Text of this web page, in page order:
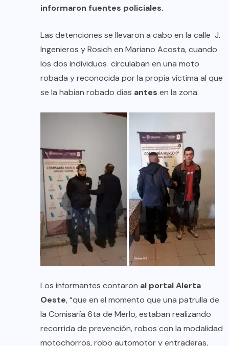
informaron fuentes policiales.
Las detenciones se llevaron a cabo en la calle J.
Ingenieros y Rosich en Mariano Acosta, cuando
los dos individuos circulaban en una moto
robada y reconocida por la propia víctima al que
se la habian robado días antes en la zona.
Los informantes contaron al portal Alerta
Oeste, “que en el momento que una patrulla de
la Comisaría 6ta de Merlo, estaban realizando
recorrida de prevención, robos con la modalidad
motochorros, robo automotor y entraderas,